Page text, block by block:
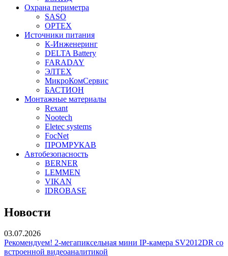
Охрана периметра
SASO
OPTEX
Источники питания
К-Инженеринг
DELTA Battery
FARADAY
ЭЛТЕХ
МикроКомСервис
БАСТИОН
Монтажные материалы
Rexant
Nootech
Eletec systems
FocNet
ПРОМРУКАВ
Автобезопасность
BERNER
LEMMEN
VIKAN
IDROBASE
Новости
03.07.2026
Рекомендуем! 2-мегапиксельная мини IP-камера SV2012DR со
встроенной видеоаналитикой